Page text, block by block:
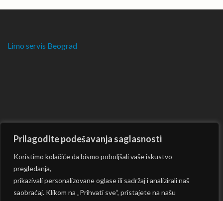
Prilagodite podešavanja saglasnosti
Koristimo kolačiće da bismo poboljšali vaše iskustvo
pregledanja,
prikazivali personalizovane oglase ili sadržaj i analizirali naš
saobraćaj. Klikom na „Prihvati sve“, pristajete na našu
Limo servis Beograd